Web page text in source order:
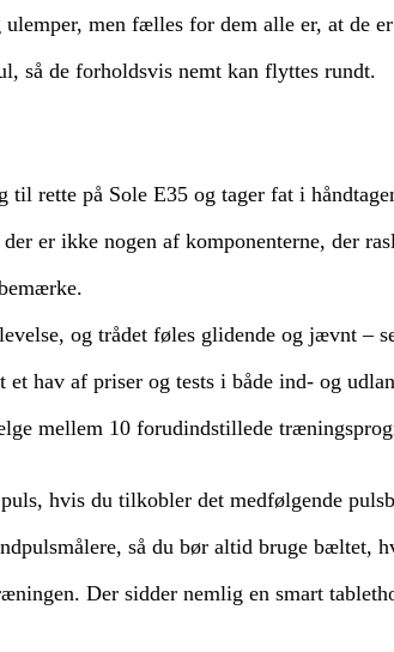
men fælles for dem alle er, at de
så de forholdsvis nemt kan flyttes rundt.
til rette på Sole E35 og tager fat i
er ikke nogen af komponenterne, der
og trådet føles glidende og jævnt –
hav af priser og tests i både ind- og
mellem 10 forudindstillede
hvis du tilkobler det medfølgende
så du bør altid bruge bæltet,
Der sidder nemlig en smart